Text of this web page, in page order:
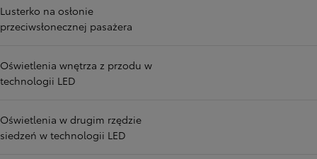
Lusterko na osłonie
przeciwsłonecznej pasażera
Oświetlenia wnętrza z przodu w
technologii LED
Oświetlenia w drugim rzędzie
siedzeń w technologii LED